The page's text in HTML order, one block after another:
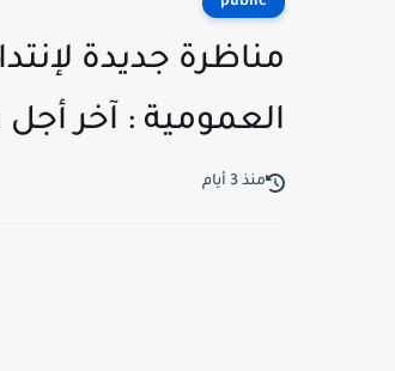
مناظرة جديدة
العمومية : آخر أجل 01 سبتمبر 2026
منذ 3 أيام